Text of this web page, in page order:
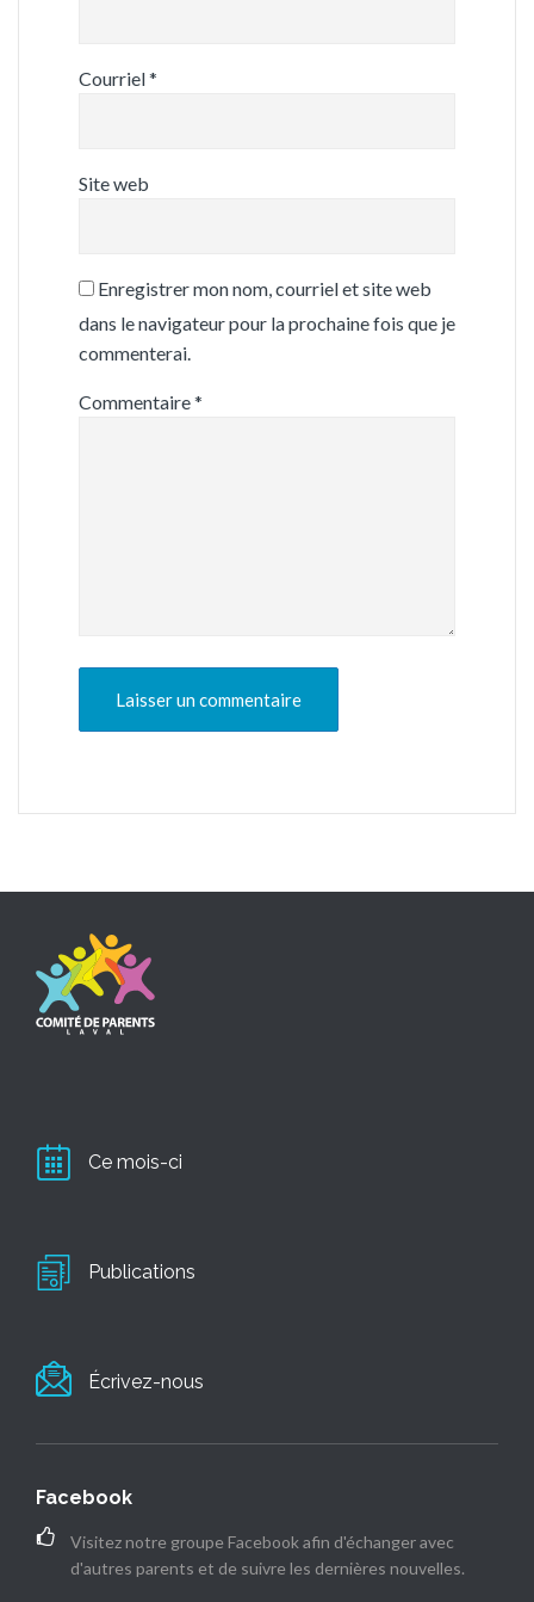
Courriel*
Site web
Enregistrer mon nom, courriel et site web
dans le navigateur pour la prochaine fois que je
commenterai.
Commentaire*
Ce mois-ci
Publications
Écrivez-nous
Facebook
Visitez notre groupe Facebook afin d'échanger avec
d'autres parents et de suivre les dernières nouvelles.